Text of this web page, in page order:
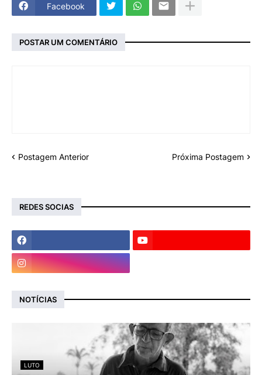
Facebook
POSTAR UM COMENTÁRIO
Postagem Anterior Próxima Postagem
REDES SOCIAS
NOTÍCIAS
LUTO